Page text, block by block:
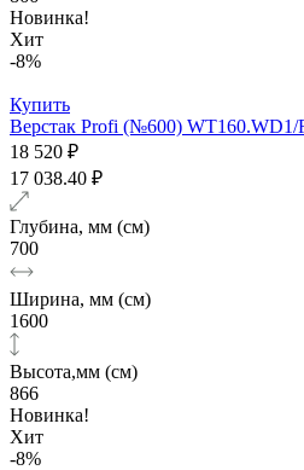
Новинка!
Хит
-8%
Купить
Верстак Profi (№600) WT160.WD1/
18 520 ₽
17 038.40 ₽
Глубина, мм (см)
700
Ширина, мм (см)
1600
Высота,мм (см)
866
Новинка!
Хит
-8%